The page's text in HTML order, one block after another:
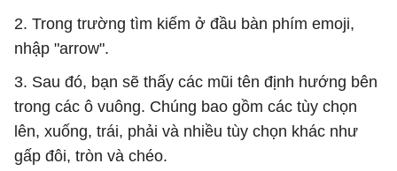
2. Trong trường tìm kiếm ở đầu bàn phím emoji,
nhập "arrow".
3. Sau đó, bạn sẽ thấy các mũi tên định hướng bên
trong các ô vuông. Chúng bao gồm các tùy chọn
lên, xuống, trái, phải và nhiều tùy chọn khác như
gấp đôi, tròn và chéo.